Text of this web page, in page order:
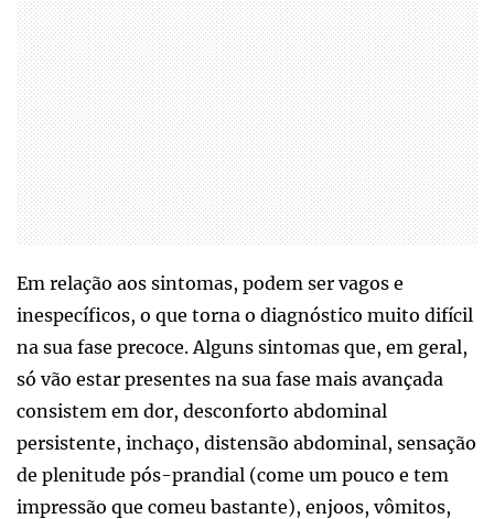
Em relação aos sintomas, podem ser vagos e
inespecíficos, o que torna o diagnóstico muito difícil
na sua fase precoce. Alguns sintomas que, em geral,
só vão estar presentes na sua fase mais avançada
consistem em dor, desconforto abdominal
persistente, inchaço, distensão abdominal, sensação
de plenitude pós-prandial (come um pouco e tem
impressão que comeu bastante), enjoos, vômitos,